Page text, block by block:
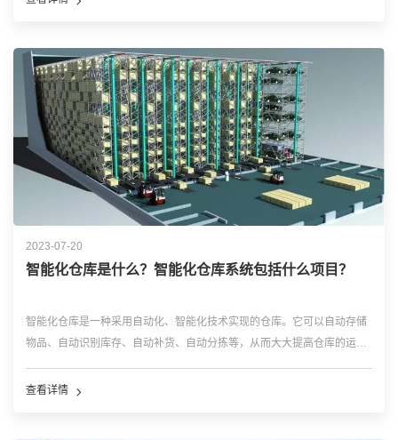
2023-07-20
智能化仓库是什么？智能化仓库系统包括什么项目？
智能化仓库是一种采用自动化、智能化技术实现的仓库。它可以自动存储
物品、自动识别库存、自动补货、自动分拣等，从而大大提高仓库的运行
器、机器人等，这些设备可以通过物联网、人工智能、大数据等技术进...
查看详情